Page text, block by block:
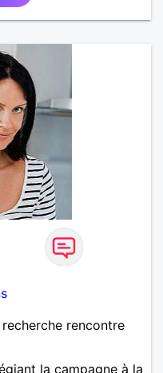
rencontre
la campagne à la